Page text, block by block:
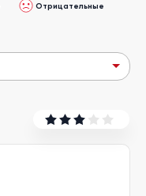
Отрицательные